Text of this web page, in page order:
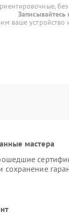
без
Записывайтесь
ваше устройство
мастера